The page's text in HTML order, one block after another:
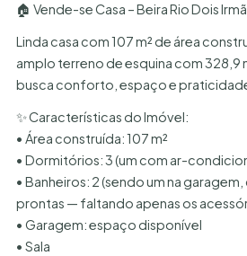
🏠 Vende-se Casa – Beira Rio Dois
Linda casa com 107 m² de área
amplo terreno de esquina com 328,9
busca conforto, espaço e
✨ Características do Imóvel:
• Área construída: 107 m²
• Dormitórios: 3 (um com ar-
• Banheiros: 2 (sendo um na
prontas — faltando apenas os
• Garagem: espaço disponível
• Sala